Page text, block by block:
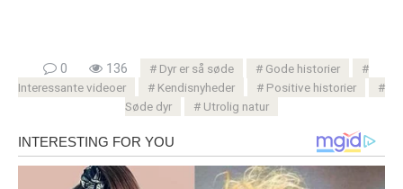
0 136 Dyr er så søde
Gode ​​historier
Interessante videoer
Kendisnyheder
Positive historier
Søde dyr
Utrolig natur